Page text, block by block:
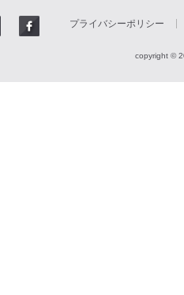
プライバシーポリシー
copyright ©